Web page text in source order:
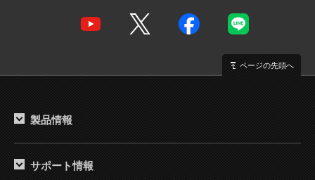
ページの先頭へ
製品情報
サポート情報